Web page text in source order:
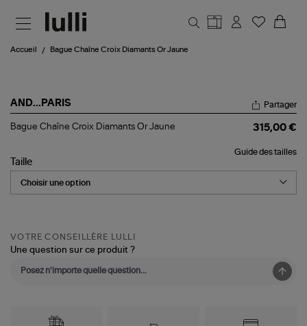
Accueil Bague Chaîne Croix Diamants Or Jaune
AND...PARIS
Bague
Diamants
Or
Jaune
Partager
Bague Chaîne Croix Diamants Or Jaune 315,00 €
Guide des tailles
Taille
VOTRE CONSEILLÈRE LULLI
Une question sur ce produit ?